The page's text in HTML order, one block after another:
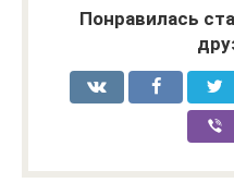
Понравилась